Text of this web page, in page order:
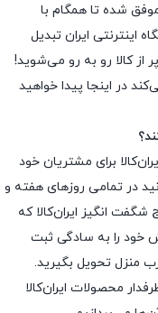
شده تا همگام با
اینترنتی ایران تبدیل
از کالا رو به رو می‌شوید!
در اینجا پیدا خواهید
برای مشتریان خود
در تمامی روزهای هفته و
انگیز ایران‌کالا که
خود را به سادگی ثبت
منزل تحویل بگیرید.
محصولات ایران‌کالا